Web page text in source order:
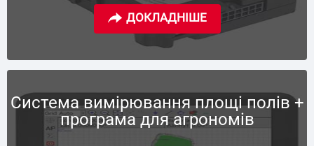
Система вимірювання площі полів +
програма для агрономів